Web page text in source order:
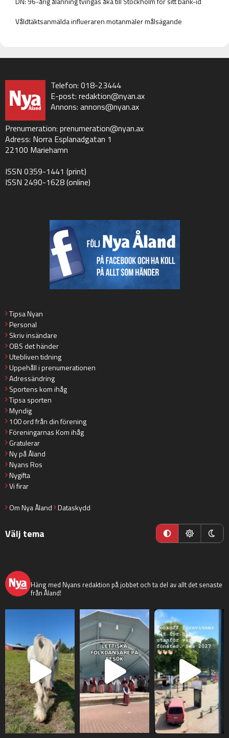
Våldtäktsanmälda influeraren motanmäler målsägande
Telefon: 018-23444
E-post: redaktion@nyan.ax
Annons: annons@nyan.ax
Prenumeration: prenumeration@nyan.ax
Adress: Norra Esplanadgatan 1
22100 Mariehamn
ISSN 0359-1441 (print)
ISSN 2490-1628 (online)
Tipsa Nyan
Personal
Skriv insändare
OBS det händer
Utebliven tidning
Uppehåll i prenumerationen
Adressändring
Sportens kom ihåg
Tipsa sporten
Myndig
100 ord från din förening
Föreningarnas Kom ihåg
Gratulerar
Ny på Åland
Nyans Ros
Nygifta
Vi firar
Om Nya Åland Dataskydd
Välj tema
Häng med Nyans redaktion på jobbet och ta del av allt det senaste
från Åland!